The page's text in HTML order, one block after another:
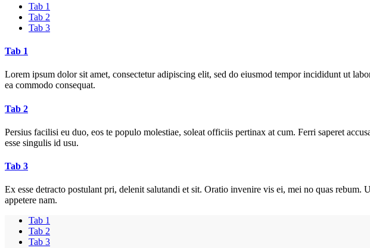
Tab 1
Tab 2
Tab 3
Tab 1
Lorem ipsum dolor sit amet, consectetur adipiscing elit, sed do eiusmod tempor incididunt ut
ea commodo consequat.
Tab 2
Persius facilisi eu duo, eos te populo molestiae, soleat officiis pertinax at cum. Ferri saperet
esse singulis id usu.
Tab 3
Ex esse detracto postulant pri, delenit salutandi et sit. Oratio invenire vis ei, mei no quas
appetere nam.
Tab 1
Tab 2
Tab 3